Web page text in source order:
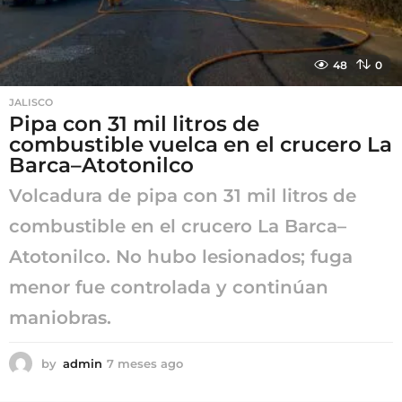
48 0
JALISCO
Pipa con 31 mil litros de
combustible vuelca en el crucero La
Barca–Atotonilco
Volcadura de pipa con 31 mil litros de
combustible en el crucero La Barca–
Atotonilco. No hubo lesionados; fuga
menor fue controlada y continúan
maniobras.
by admin 7 meses ago